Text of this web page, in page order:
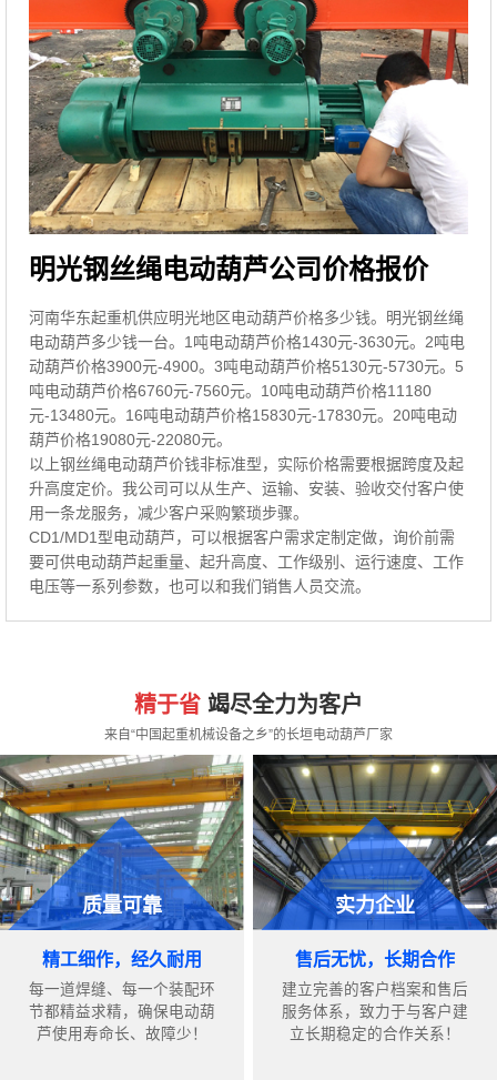
明光钢丝绳电动葫芦公司价格报价
河南华东起重机供应明光地区电动葫芦价格多少钱。明光钢丝绳
电动葫芦多少钱一台。1吨电动葫芦价格1430元-3630元。2吨电
动葫芦价格3900元-4900。3吨电动葫芦价格5130元-5730元。5
吨电动葫芦价格6760元-7560元。10吨电动葫芦价格11180
元-13480元。16吨电动葫芦价格15830元-17830元。20吨电动
葫芦价格19080元-22080元。
以上钢丝绳电动葫芦价钱非标准型，实际价格需要根据跨度及起
升高度定价。我公司可以从生产、运输、安装、验收交付客户使
用一条龙服务，减少客户采购繁琐步骤。
CD1/MD1型电动葫芦，可以根据客户需求定制定做，询价前需
要可供电动葫芦起重量、起升高度、工作级别、运行速度、工作
电压等一系列参数，也可以和我们销售人员交流。
精于省 竭尽全力为客户
来自“中国起重机械设备之乡”的长垣电动葫芦厂家
质量可靠
精工细作，经久耐用
每一道焊缝、每一个装配环
节都精益求精，确保电动葫
芦使用寿命长、故障少！
实力企业
售后无忧，长期合作
建立完善的客户档案和售后
服务体系，致力于与客户建
立长期稳定的合作关系！